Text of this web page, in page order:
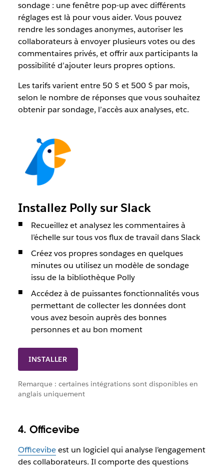
sondage : une fenêtre pop-up avec différents
réglages est là pour vous aider. Vous pouvez
rendre les sondages anonymes, autoriser les
collaborateurs à envoyer plusieurs votes ou des
commentaires privés, et offrir aux participants la
possibilité d’ajouter leurs propres options.
Les tarifs varient entre 50 $ et 500 $ par mois,
selon le nombre de réponses que vous souhaitez
obtenir par sondage, l’accès aux analyses, etc.
INSTALLER
Installez Polly sur Slack
Recueillez et analysez les commentaires à
l’échelle sur tous vos flux de travail dans Slack
Créez vos propres sondages en quelques
minutes ou utilisez un modèle de sondage
issu de la bibliothèque Polly
Accédez à de puissantes fonctionnalités vous
permettant de collecter les données dont
vous avez besoin auprès des bonnes
personnes et au bon moment
Remarque : certaines intégrations sont disponibles en
anglais uniquement
4. Officevibe
Officevibeest un logiciel qui analyse l’engagement
des collaborateurs. Il comporte des questions